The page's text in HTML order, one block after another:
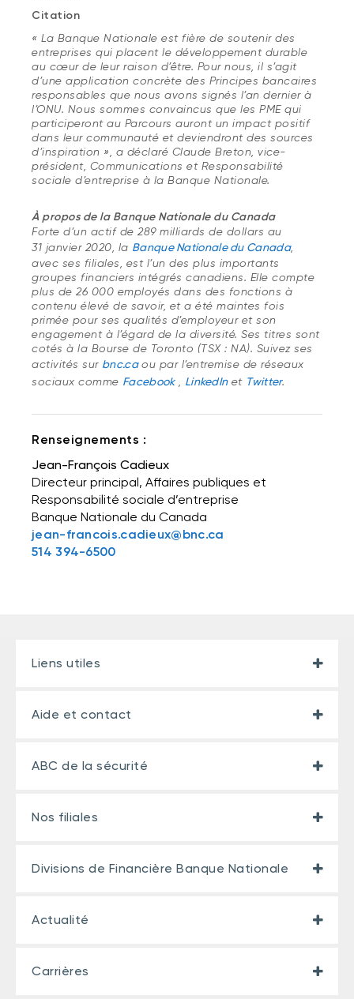
Citation
« La Banque Nationale est fière de soutenir des
entreprises qui placent le développement durable
au cœur de leur raison d’être. Pour nous, il s’agit
d’une application concrète des Principes bancaires
responsables que nous avons signés l’an dernier à
l’ONU. Nous sommes convaincus que les PME qui
participeront au Parcours auront un impact positif
dans leur communauté et deviendront des sources
d’inspiration », a déclaré Claude Breton, vice-
président, Communications et Responsabilité
sociale d’entreprise à la Banque Nationale.
À propos de la Banque Nationale du Canada
Forte d’un actif de 289 milliards de dollars au
31 janvier 2020, la Banque Nationale du Canada,
avec ses filiales, est l’un des plus importants
groupes financiers intégrés canadiens. Elle compte
plus de 26 000 employés dans des fonctions à
contenu élevé de savoir, et a été maintes fois
primée pour ses qualités d’employeur et son
engagement à l’égard de la diversité. Ses titres sont
cotés à la Bourse de Toronto (TSX : NA). Suivez ses
activités sur bnc.ca ou par l’entremise de réseaux
sociaux comme Facebook LinkedIn et Twitter.
Renseignements :
Jean-François Cadieux
Directeur principal, Affaires publiques et
Responsabilité sociale d’entreprise
Banque Nationale du Canada
jean-francois.cadieux@bnc.ca
514 394-6500
Liens utiles
Aide et contact
ABC de la sécurité
Nos filiales
Divisions de Financière Banque Nationale
Actualité
Carrières